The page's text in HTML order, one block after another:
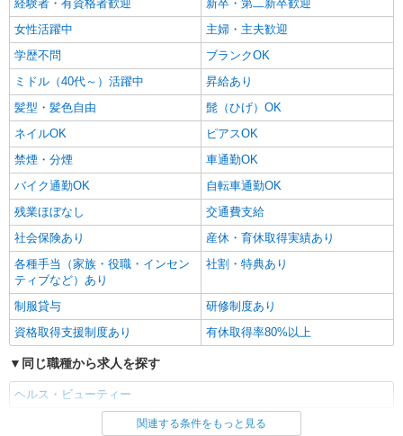
経験者・有資格者歓迎
新卒・第二新卒歓迎
女性活躍中
主婦・主夫歓迎
学歴不問
ブランクOK
ミドル（40代～）活躍中
昇給あり
髪型・髪色自由
髭（ひげ）OK
ネイルOK
ピアスOK
禁煙・分煙
車通勤OK
バイク通勤OK
自転車通勤OK
残業ほぼなし
交通費支給
社会保険あり
産休・育休取得実績あり
各種手当（家族・役職・インセン
ティブなど）あり
社割・特典あり
制服貸与
研修制度あり
資格取得支援制度あり
有休取得率80%以上
同じ職種から求人を探す
ヘルス・ビューティー
同じ特徴から求人を探す関連する条件をもっと見る